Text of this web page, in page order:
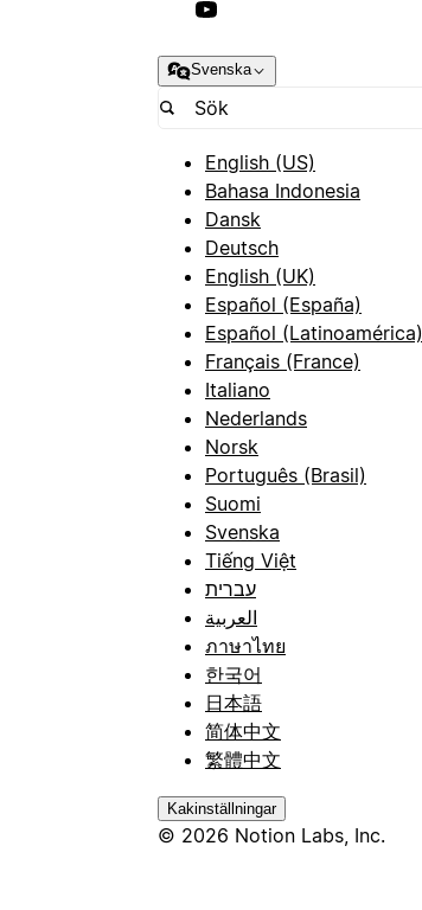
Svenska
English (US)
Bahasa Indonesia
Dansk
Deutsch
English (UK)
Español (España)
Español (Latinoamérica)
Français (France)
Italiano
Nederlands
Norsk
Português (Brasil)
Suomi
Svenska
Tiếng Việt
עברית
العربية
ภาษาไทย
한국어
日本語
简体中文
繁體中文
Kakinställningar
© 2026 Notion Labs, Inc.